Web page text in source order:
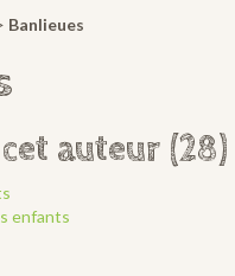
Banlieues
auteur (28)
enfants